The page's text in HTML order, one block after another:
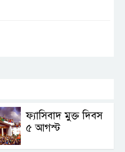
ফ্যাসিবাদ মুক্ত দিবস
৫ আগস্ট